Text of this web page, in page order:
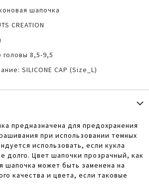
шапочка
CREATION
8,5-9,5
SILICONE CAP (Size_L)
предназначена для предохранения
при использовании темных
использовать, если кукла
долго. Цвет шапочки прозрачный, как
шапочка может быть заменена на
качества и цвета, если таковые